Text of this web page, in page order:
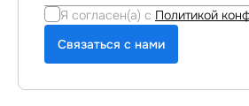
Я согласен(а) с Политикой
Связаться с нами